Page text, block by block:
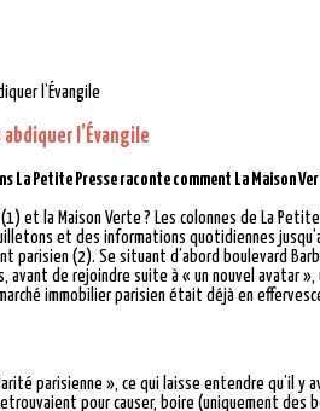
l’Évangile
La Petite Presse raconte comment La Maison
(1) et la Maison Verte ? Les colonnes de La
et des informations quotidiennes
parisien (2). Se situant d’abord boulevard
avant de rejoindre suite à « un nouvel
immobilier parisien était déjà en
parisienne », ce qui laisse entendre qu’il
pour causer, boire (uniquement